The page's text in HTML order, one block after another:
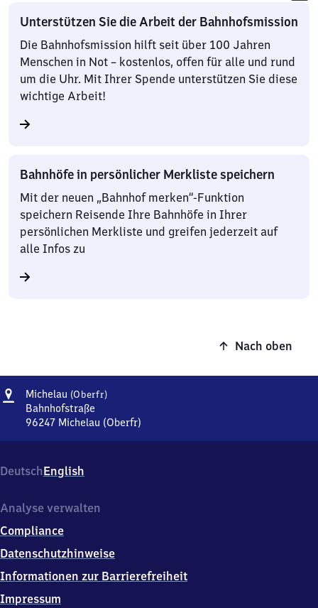
Unterstützen Sie die Arbeit der Bahnhofsmission
Die Bahnhofsmission hilft seit über 100 Jahren
Menschen in Not – kostenlos, offen für alle und rund
um die Uhr. Mit Ihrer Spende unterstützen Sie diese
wichtige Arbeit!
Bahnhöfe in persönlicher Merkliste speichern
Mit der neuen „Bahnhof merken“-Funktion
speichern Reisende Ihre Bahnhöfe in Ihrer
persönlichen Merkliste und greifen jederzeit auf
alle Infos zu
Nach oben
Adresse
Michelau (Oberfr)Michelau
Bahnhofstraße
96247 Michelau (Oberfr)
Bahnhofstraße,
9
2
7
Michelau
DeutschEnglish
Analyse verwalten
Compliance
Datenschutzhinweise
Informationen zur Barrierefreiheit
Impressum